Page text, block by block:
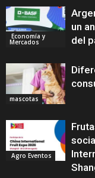
Economía y
Mercados
un
del
mascotas
Agro Eventos